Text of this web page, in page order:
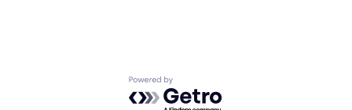
Powered by Getro.com